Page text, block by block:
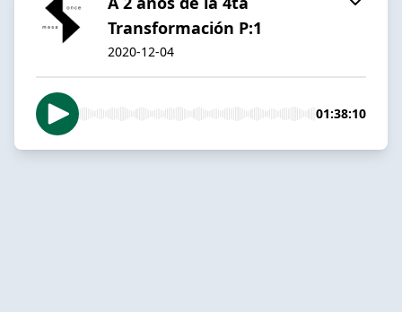
Transformación P:1
2020-12-04
01:38:10